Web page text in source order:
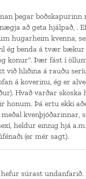
þegar boðskapurinn
að geta hjálpað, .
hugarheim kvenna,
ég benda á tvær
konur". Þær fást í
við hliðina á rauðu
á koverinu, ég er
Hvað varðar
honum. Þá ertu ekki
kvenþjóðarinnar,
heldur einnig hjá
(er mér sagt).
hefur súrast